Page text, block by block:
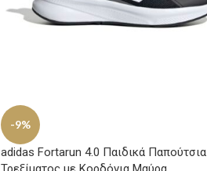
-9%
adidas Fortarun 4.0 Παιδικά Παπούτσια